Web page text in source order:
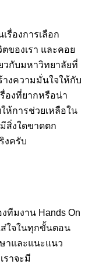
รื่องการเลือก
ของเรา และคอย
วกับมหาวิทยาลัยที่
างความมั่นใจให้กับ
องที่ยากหรือน่า
ห้การช่วยเหลือใน
สิ่งใดขาดตก
งครับ
ทีมงาน Hands On
ส่ใจในทุกขั้นตอน
าและแนะแนว
ราจะมี